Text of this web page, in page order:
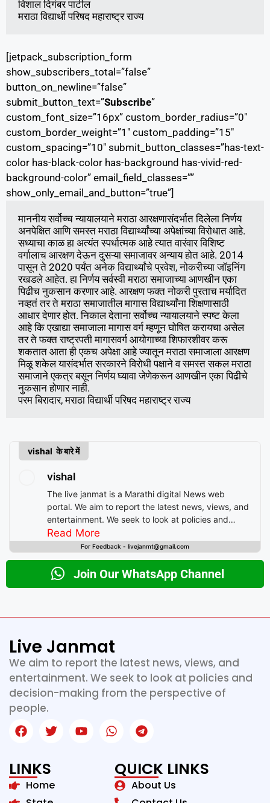
विशाल दिगंबर पाटील
मराठा विद्यार्थी परिषद महाराष्ट्र राज्य
[jetpack_subscription_form
show_subscribers_total=”false”
button_on_newline=”false”
submit_button_text=”Subscribe”
custom_font_size=”16px” custom_border_radius=”0″
custom_border_weight=”1″ custom_padding=”15″
custom_spacing=”10″ submit_button_classes=”has-text-
color has-black-color has-background has-vivid-red-
background-color” email_field_classes=””
show_only_email_and_button=”true”]
माननीय सर्वोच्च न्यायालयाने मराठा आरक्षणासंदर्भात दिलेला निर्णय
अनपेक्षित आणि समस्त मराठा विद्यार्थ्यांच्या अपेक्षांच्या विरोधात आहे.
सध्याचा काळ हा अत्यंत स्पर्धात्मक आहे त्यात वारंवार विशिष्ट
वर्गालाच आरक्षण देऊन दुसऱ्या समाजावर अन्याय होत आहे. 2014
पासून ते 2020 पर्यंत अनेक विद्यार्थ्यांचे प्रवेश, नोकरीच्या जॉइनिंग
रखडले आहेत. हा निर्णय सर्वस्वी मराठा समाजाच्या आणखीन एका
पिढीच नुकसान करणार आहे. आरक्षण फक्त नोकरी पुरताच मर्यादित
नव्हतं तर ते मराठा समाजातील मागास विद्यार्थ्यांना शिक्षणासाठी
आधार देणार होत. निकाल देताना सर्वोच्च न्यायालयाने स्पष्ट केला
आहे कि एखाद्या समाजाला मागास वर्ग म्हणून घोषित करायचा असेल
तर ते फक्त राष्ट्रपती मागासवर्ग आयोगाच्या शिफारशीवर करू
शकतात आता ही एकच अपेक्षा आहे ज्यातून मराठा समाजाला आरक्षण
मिळू शकेल यासंदर्भात सरकारने विरोधी पक्षाने व समस्त सकल मराठा
समाजाने एकत्र बसून निर्णय घ्यावा जेणेकरून आणखीन एका पिढीचे
नुकसान होणार नाही.
परम बिरादार, मराठा विद्यार्थी परिषद महाराष्ट्र राज्य
vishal के बारे में
vishal
The live janmat is a Marathi digital News web
portal. We aim to report the latest news, views, and
entertainment. We seek to look at policies and
decision-making from the perspective of people.
Read More
For Feedback - livejanmt@gmail.com
Join Our WhatsApp Channel
Live Janmat
We aim to report the latest news, views, and
entertainment. We seek to look at policies and
decision-making from the perspective of
people.
LINKS
Home
QUICK LINKS
About Us